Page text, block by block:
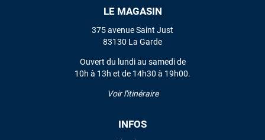
LE MAGASIN
375 avenue Saint Just
83130 La Garde
Ouvert du lundi au samedi de
10h à 13h et de 14h30 à 19h00.
Voir l'itinéraire
INFOS
VOIR TOUS LES AVIS